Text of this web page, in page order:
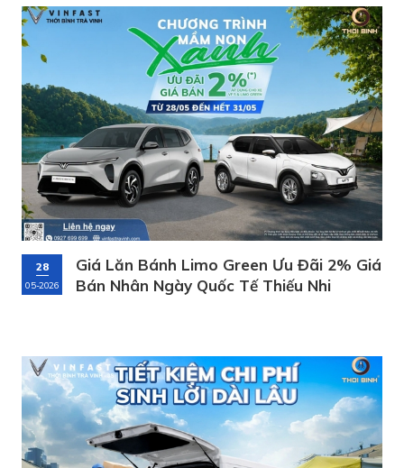
28
05-2026
Giá Lăn Bánh Limo Green Ưu Đãi 2% Giá
Bán Nhân Ngày Quốc Tế Thiếu Nhi